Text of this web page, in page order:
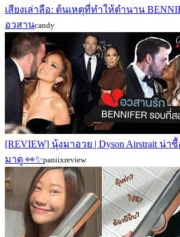
เสียงเล่าลือ: ต้นเหตุที่ทำให้ตำนาน
อวสานcandy
[REVIEW] นุ้งมาอวย | Dyson Airstrait น่า
มาดู 👀✨paniixreview